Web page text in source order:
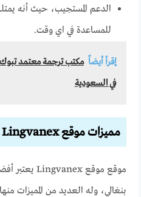
الدعم المستجيب، حيث أنه
للمساعدة في اي وقت.
إقرأ أيضاً مكتب ترجمة معتمد
في السعودية
مميزات موقع Lingvanex
موقع موقع Lingvanex يعتبر
بنغالي، وله العديد من المميزات